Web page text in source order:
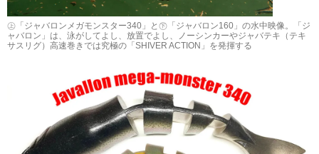
㊤「ジャバロンメガモンスター340」と㊦「ジャバロン160」の水中映像。「ジ
ャバロン」は、泳がしてよし、放置でよし、ノーシンカーやジャバテキ（テキ
サスリグ）高速巻きでは究極の「SHIVER ACTION」を発揮する